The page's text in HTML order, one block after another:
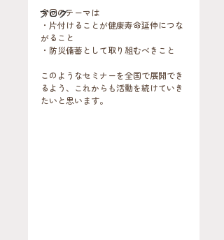
ブログ
今回のテーマは
・片付けることが健康寿命延伸につな
がること
・防災備蓄として取り組むべきこと
このようなセミナーを全国で展開でき
るよう、これからも活動を続けていき
たいと思います。